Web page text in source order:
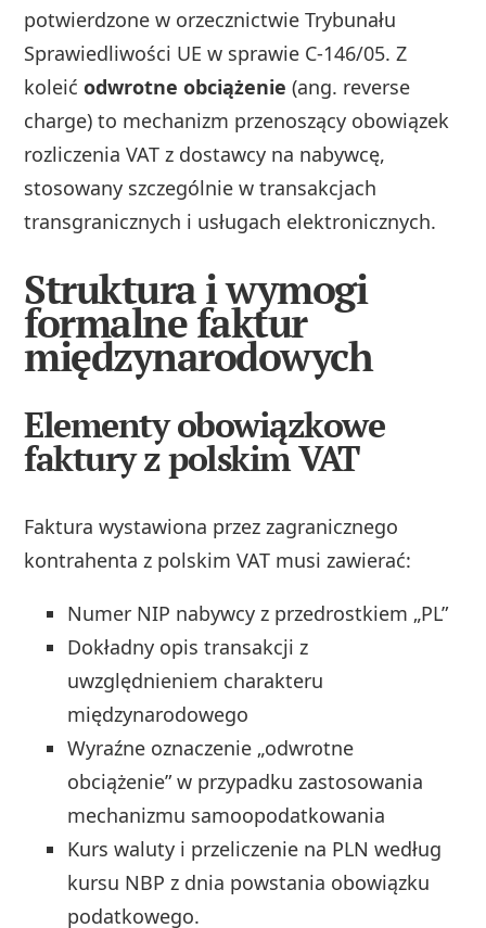
potwierdzone w orzecznictwie Trybunału
Sprawiedliwości UE w sprawie C-146/05. Z
koleićodwrotne obciążenie (ang. reverse
charge) to mechanizm przenoszący obowiązek
rozliczenia VAT z dostawcy na nabywcę,
stosowany szczególnie w transakcjach
transgranicznych i usługach elektronicznych.
Struktura i wymogi
formalne faktur
międzynarodowych
Elementy obowiązkowe
faktury z polskim VAT
Faktura wystawiona przez zagranicznego
kontrahenta z polskim VAT musi zawierać:
Numer NIP nabywcy z przedrostkiem „PL”
Dokładny opis transakcji z
uwzględnieniem charakteru
międzynarodowego
Wyraźne oznaczenie „odwrotne
obciążenie” w przypadku zastosowania
mechanizmu samoopodatkowania
Kurs waluty i przeliczenie na PLN według
kursu NBP z dnia powstania obowiązku
podatkowego.